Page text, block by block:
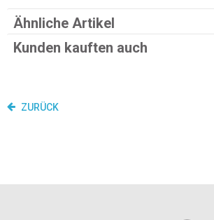
Ähnliche Artikel
Kunden kauften auch
ZURÜCK